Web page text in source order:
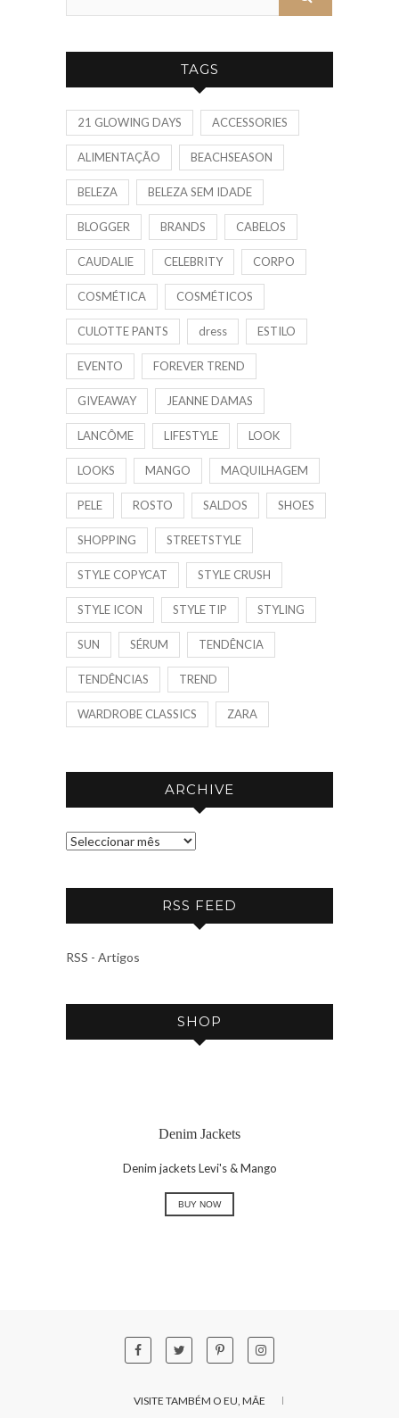
TAGS
21 GLOWING DAYS ACCESSORIES
ALIMENTAÇÃO BEACHSEASON
BELEZA BELEZA SEM IDADE
BLOGGER BRANDS CABELOS
CAUDALIE CELEBRITY CORPO
COSMÉTICA COSMÉTICOS
CULOTTE PANTS dress ESTILO
EVENTO FOREVER TREND
GIVEAWAY JEANNE DAMAS
LANCÔME LIFESTYLE LOOK
LOOKS MANGO MAQUILHAGEM
PELE ROSTO SALDOS SHOES
SHOPPING STREETSTYLE
STYLE COPYCAT STYLE CRUSH
STYLE ICON STYLE TIP STYLING
SUN SÉRUM TENDÊNCIA
TENDÊNCIAS TREND
WARDROBE CLASSICS ZARA
ARCHIVE
A
C
V
RSS FEED
RSS - Artigos
SHOP
Denim Jackets
Denim jackets Levi's & Mango
BUY NOW
VISITE TAMBÉM O EU, MÃE